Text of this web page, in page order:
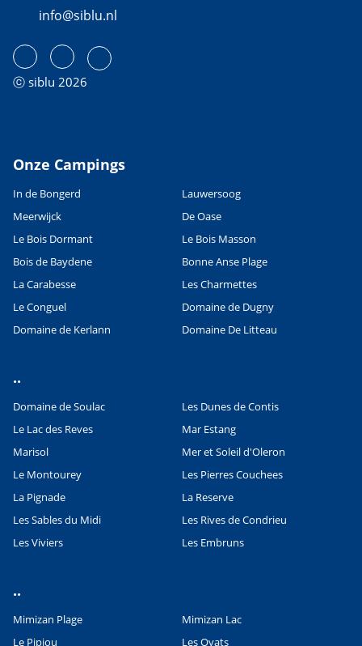
OpenStreetMapcontributors, Points © 2012 LINZ
info@siblu.nl
ⓒ siblu 2026
Onze Campings
In de Bongerd
Lauwersoog
Meerwijck
De Oase
Le Bois Dormant
Le Bois Masson
Bois de Baydene
Bonne Anse Plage
La Carabesse
Les Charmettes
Le Conguel
Domaine de Dugny
Domaine de Kerlann
Domaine De Litteau
..
Domaine de Soulac
Les Dunes de Contis
Le Lac des Reves
Mar Estang
Marisol
Mer et Soleil d'Oleron
Le Montourey
Les Pierres Couchees
La Pignade
La Reserve
Les Sables du Midi
Les Rives de Condrieu
Les Viviers
Les Embruns
..
Mimizan Plage
Mimizan Lac
Le Pipiou
Les Oyats